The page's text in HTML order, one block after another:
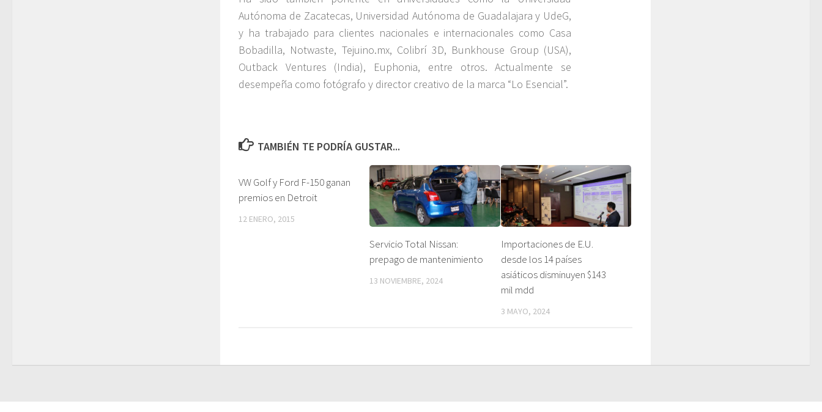
Autónoma de Zacatecas, Universidad Autónoma de Guadalajara y UdeG,
y ha trabajado para clientes nacionales e internacionales como Casa
Bobadilla, Notwaste, Tejuino.mx, Colibrí 3D, Bunkhouse Group (USA),
Outback Ventures (India), Euphonia, entre otros. Actualmente se
desempeña como fotógrafo y director creativo de la marca “Lo Esencial”.
TAMBIÉN TE PODRÍA GUSTAR...
VW Golf y Ford F-150 ganan
premios en Detroit
12 ENERO, 2015
Servicio Total Nissan:
prepago de mantenimiento
13 NOVIEMBRE, 2024
Importaciones de E.U.
desde los 14 países
asiáticos disminuyen $143
mil mdd
3 MAYO, 2024